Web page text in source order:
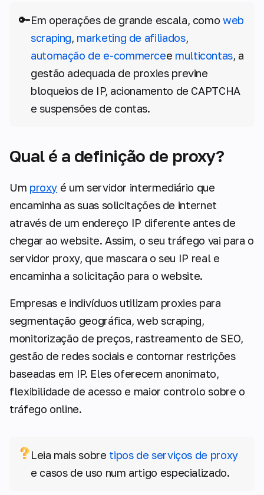
🔑Em operações de grande escala, comoweb
scraping, marketing de afiliados,
automação de e-commercee multicontas, a
gestão adequada de proxies previne
bloqueios de IP, acionamento de CAPTCHA
e suspensões de contas.
Qual é a definição de proxy?
Um proxy é um servidor intermediário que
encaminha as suas solicitações de internet
através de um endereço IP diferente antes de
chegar ao website. Assim, o seu tráfego vai para o
servidor proxy, que mascara o seu IP real e
encaminha a solicitação para o website.
Empresas e indivíduos utilizam proxies para
segmentação geográfica, web scraping,
monitorização de preços, rastreamento de SEO,
gestão de redes sociais e contornar restrições
baseadas em IP. Eles oferecem anonimato,
flexibilidade de acesso e maior controlo sobre o
tráfego online.
Leia mais sobre tipos de serviços de proxy
e casos de uso num artigo especializado.